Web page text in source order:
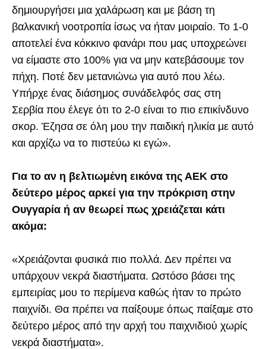
δημιουργήσει μια χαλάρωση και με βάση τη
βαλκανική νοοτροπία ίσως να ήταν μοιραίο. Το 1-0
αποτελεί ένα κόκκινο φανάρι που μας υποχρεώνει
να είμαστε στο 100% για να μην κατεβάσουμε τον
πήχη. Ποτέ δεν μετανιώνω για αυτό που λέω.
Υπήρχε ένας διάσημος συνάδελφός σας στη
Σερβία που έλεγε ότι το 2-0 είναι το πιο επικίνδυνο
σκορ. Έζησα σε όλη μου την παιδική ηλικία με αυτό
και αρχίζω να το πιστεύω κι εγώ».
Για το αν η βελτιωμένη εικόνα της ΑΕΚ στο
δεύτερο μέρος αρκεί για την πρόκριση στην
Ουγγαρία ή αν θεωρεί πως χρειάζεται κάτι
ακόμα:
«Χρειάζονται φυσικά πιο πολλά. Δεν πρέπει να
υπάρχουν νεκρά διαστήματα. Ωστόσο βάσει της
εμπειρίας μου το περίμενα καθώς ήταν το πρώτο
παιχνίδι. Θα πρέπει να παίξουμε όπως παίξαμε στο
δεύτερο μέρος από την αρχή του παιχνιδιού χωρίς
νεκρά διαστήματα».